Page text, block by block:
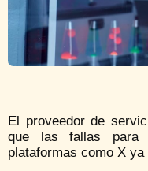
El proveedor de
que las fallas
plataformas como X ya